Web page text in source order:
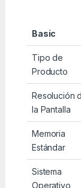
Basic
Tipo de
Producto
Resolución
la Pantalla
Memoria
Estándar
Sistema
Operativo